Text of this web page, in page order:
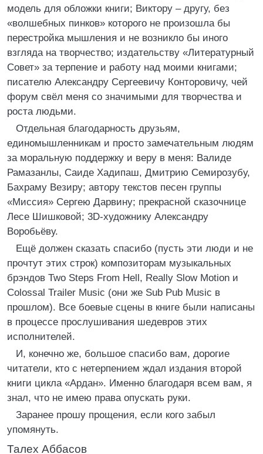
модель для обложки книги; Виктору – другу, без
«волшебных пинков» которого не произошла бы
перестройка мышления и не возникло бы иного
взгляда на творчество; издательству «Литературный
Совет» за терпение и работу над моими книгами;
писателю Александру Сергеевичу Конторовичу, чей
форум свёл меня со значимыми для творчества и
роста людьми.
Отдельная благодарность друзьям,
единомышленникам и просто замечательным людям
за моральную поддержку и веру в меня: Валиде
Рамазанлы, Саиде Хадипаш, Дмитрию Семирозубу,
Бахраму Везиру; автору текстов песен группы
«Миссия» Сергею Дарвину; прекрасной сказочнице
Лесе Шишковой; 3D-художнику Александру
Воробьёву.
Ещё должен сказать спасибо (пусть эти люди и не
прочтут этих строк) композиторам музыкальных
брэндов Two Steps From Hell, Really Slow Motion и
Colossal Trailer Music (они же Sub Pub Music в
прошлом). Все боевые сцены в книге были написаны
в процессе прослушивания шедевров этих
исполнителей.
И, конечно же, большое спасибо вам, дорогие
читатели, кто с нетерпением ждал издания второй
книги цикла «Ардан». Именно благодаря всем вам, я
знал, что не имею права опускать руки.
Заранее прошу прощения, если кого забыл
упомянуть.
Талех Аббасов